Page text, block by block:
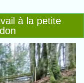
à la petite